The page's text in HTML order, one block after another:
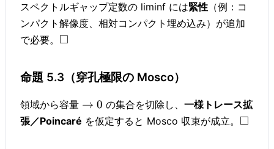
スペクトルギャップ定数の liminf には緊性 （例：コ
ンパクト解像度、相対コンパクト埋め込み）が追加
で必要。 □
命題 5.3（穿孔極限の Mosco）
領域から容量 → 0 の集合を切除し、一様トレース拡
張／Poincaré を仮定すると Mosco 収束が成立。 □